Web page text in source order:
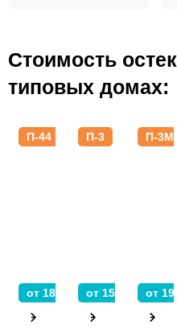
Стоимость
типовых домах:
П-44
от 18 800 ₽
П-3
от 15 200 ₽
П-3М
от 19